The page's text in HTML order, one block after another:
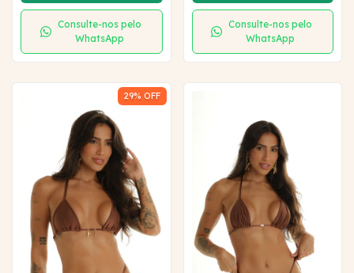
Consulte-nos pelo
WhatsApp
Consulte-nos pelo
WhatsApp
29% OFF